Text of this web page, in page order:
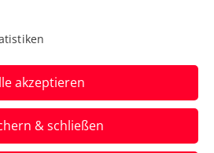
Open: „Hinter
steckt eine
akzeptieren
& schließen